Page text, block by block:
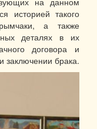
историей такого
а также
деталях в их
договора и
заключении брака.